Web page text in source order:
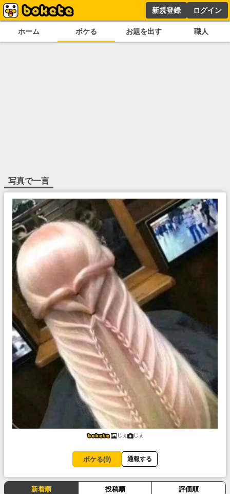
新規登録 ログイン
ホーム ボケる お題を出す 職人
写真で一言
じぇ じぇ
ボケる(9) 通報する
新着順 投稿順 評価順